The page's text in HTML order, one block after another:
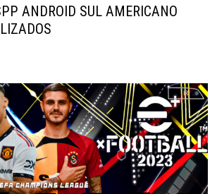
ANDROID SUL AMERICANO